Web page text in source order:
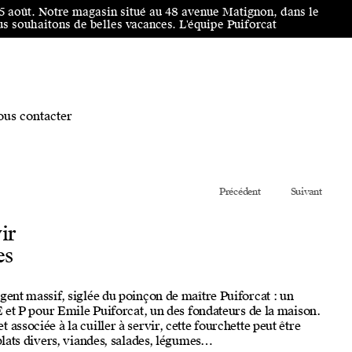
Notre magasin situé au 48 avenue Matignon, dans le
souhaitons de belles vacances. L'équipe Puiforcat
contacter
Précédent Suivant
massif, siglée du poinçon de maître Puiforcat : un
P pour Emile Puiforcat, un des fondateurs de la maison.
associée à la cuiller à servir, cette fourchette peut être
divers, viandes, salades, légumes…